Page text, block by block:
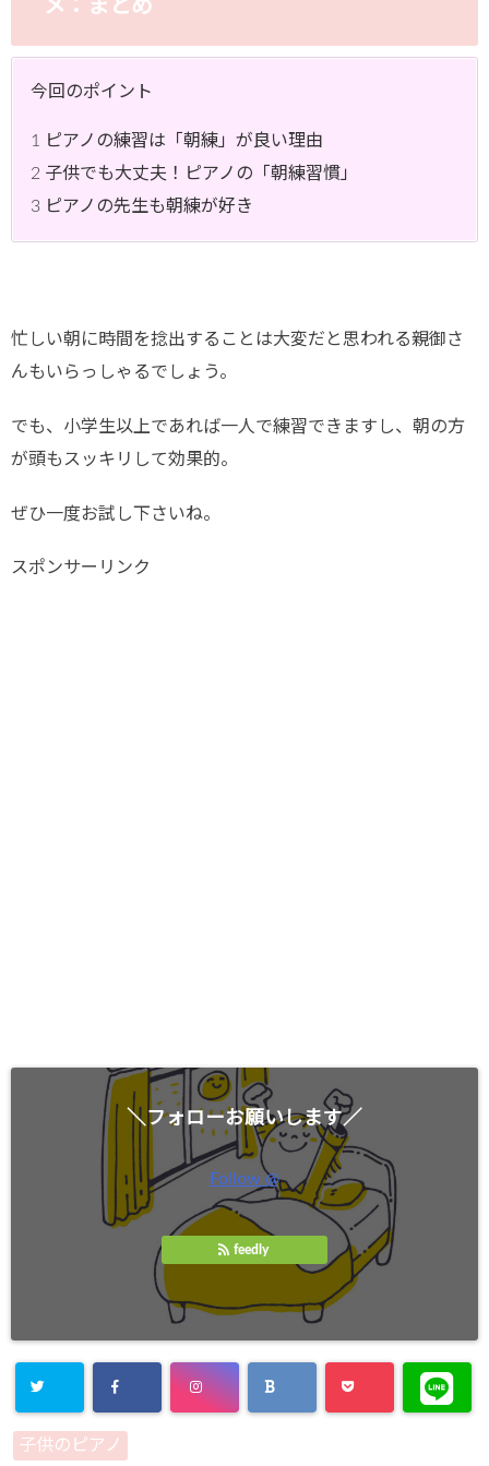
メ：まとめ
今回のポイント
1 ピアノの練習は「朝練」が良い理由
2 子供でも大丈夫！ピアノの「朝練習慣」
3 ピアノの先生も朝練が好き
忙しい朝に時間を捻出することは大変だと思われる親御さ
んもいらっしゃるでしょう。
でも、小学生以上であれば一人で練習できますし、朝の方
が頭もスッキリして効果的。
ぜひ一度お試し下さいね。
スポンサーリンク
＼フォローお願いします／
Follow @
feedly
子供のピアノ